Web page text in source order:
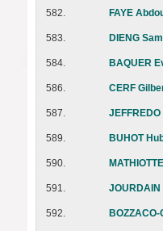
582. FAYE
583. DIENG
584. BAQUER
586. CERF
587.
589. BUHOT
590.
591. JOURDAIN
592.